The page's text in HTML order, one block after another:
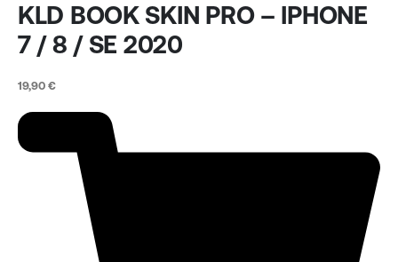
KLD BOOK SKIN PRO – IPHONE
7 / 8 / SE 2020
19,90 €